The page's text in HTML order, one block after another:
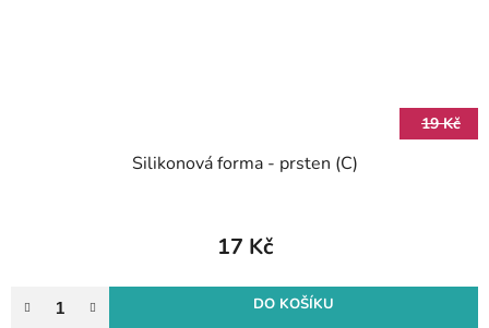
19 Kč
Silikonová forma - prsten (C)
17 Kč
DO KOŠÍKU